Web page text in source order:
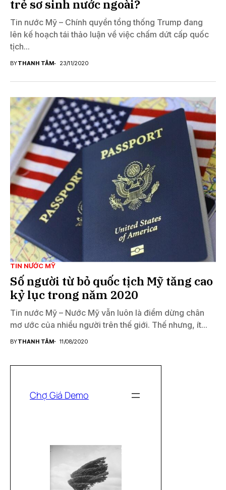
trẻ sơ sinh nước ngoài?
Tin nước Mỹ – Chính quyền tổng thống Trump đang
lên kế hoạch tái thảo luận về việc chấm dứt cấp quốc
tịch...
BYTHANH TÂM 23/11/2020
TIN NƯỚC MỸ
Số người từ bỏ quốc tịch Mỹ tăng cao
kỷ lục trong năm 2020
Tin nước Mỹ – Nước Mỹ vẫn luôn là điểm dừng chân
mơ ước của nhiều người trên thế giới. Thế nhưng, ít...
BYTHANH TÂM 11/08/2020